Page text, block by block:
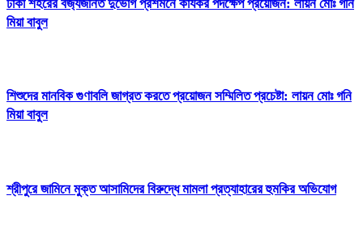
ঢাকা শহরের বর্জ্যজনিত দুর্ভোগ প্রশমনে কার্যকর পদক্ষেপ প্রয়োজন: লায়ন মোঃ গনি
মিয়া বাবুল
শিশুদের মানবিক গুণাবলি জাগ্রত করতে প্রয়োজন সম্মিলিত প্রচেষ্টা: লায়ন মোঃ গনি
মিয়া বাবুল
শ্রীপুরে জামিনে মুক্ত আসামিদের বিরুদ্ধে মামলা প্রত্যাহারের হুমকির অভিযোগ